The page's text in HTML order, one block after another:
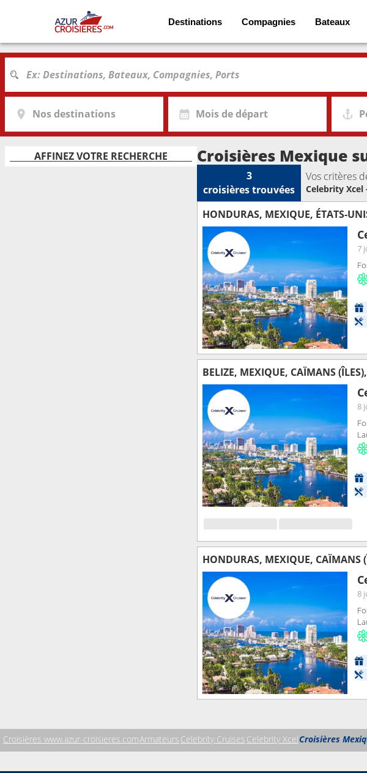
Destinations Compagnies Bateaux
Nos destinations Mois de départ
AFFINEZ VOTRE RECHERCHE Croisières Mexique
3
croisièrestrouvées
Vos critères
Celebrity Xcel
HONDURAS, MEXIQUE, ÉTATS-
7
BELIZE, MEXIQUE, CAÏMANS
8
HONDURAS, MEXIQUE, CAÏMANS
8
Croisières www.azur-croisieres.comArmateurs Celebrity Cruises Celebrity XcelCroisières